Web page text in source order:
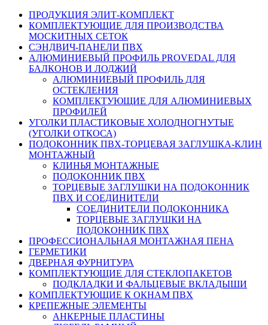
ПРОДУКЦИЯ ЭЛИТ-КОМПЛЕКТ
КОМПЛЕКТУЮЩИЕ ДЛЯ ПРОИЗВОДСТВА
МОСКИТНЫХ СЕТОК
СЭНДВИЧ-ПАНЕЛИ ПВХ
АЛЮМИНИЕВЫЙ ПРОФИЛЬ PROVEDAL ДЛЯ
БАЛКОНОВ И ЛОДЖИЙ
АЛЮМИНИЕВЫЙ ПРОФИЛЬ ДЛЯ
ОСТЕКЛЕНИЯ
КОМПЛЕКТУЮЩИЕ ДЛЯ АЛЮМИНИЕВЫХ
ПРОФИЛЕЙ
УГОЛКИ ПЛАСТИКОВЫЕ ХОЛОДНОГНУТЫЕ
(УГОЛКИ ОТКОСА)
ПОДОКОННИК ПВХ-ТОРЦЕВАЯ ЗАГЛУШКА-КЛИН
МОНТАЖНЫЙ
КЛИНЬЯ МОНТАЖНЫЕ
ПОДОКОННИК ПВХ
ТОРЦЕВЫЕ ЗАГЛУШКИ НА ПОДОКОННИК
ПВХ И СОЕДИНИТЕЛИ
СОЕДИНИТЕЛИ ПОДОКОННИКА
ТОРЦЕВЫЕ ЗАГЛУШКИ НА
ПОДОКОННИК ПВХ
ПРОФЕССИОНАЛЬНАЯ МОНТАЖНАЯ ПЕНА
ГЕРМЕТИКИ
ДВЕРНАЯ ФУРНИТУРА
КОМПЛЕКТУЮЩИЕ ДЛЯ СТЕКЛОПАКЕТОВ
ПОДКЛАДКИ И ФАЛЬЦЕВЫЕ ВКЛАДЫШИ
КОМПЛЕКТУЮЩИЕ К ОКНАМ ПВХ
КРЕПЕЖНЫЕ ЭЛЕМЕНТЫ
АНКЕРНЫЕ ПЛАСТИНЫ